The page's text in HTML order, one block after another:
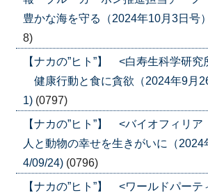
豊かな海を守る（2024年10月3日号
8)
【ナカの”ヒト”】 <白寿生科学研
健康行動と食に貪欲（2024年9月
1) (0797)
【ナカの”ヒト”】 <バイオフィリ
人と動物の幸せを生きがいに（2024
4/09/24) (0796)
【ナカの”ヒト”】 <ワールドパー